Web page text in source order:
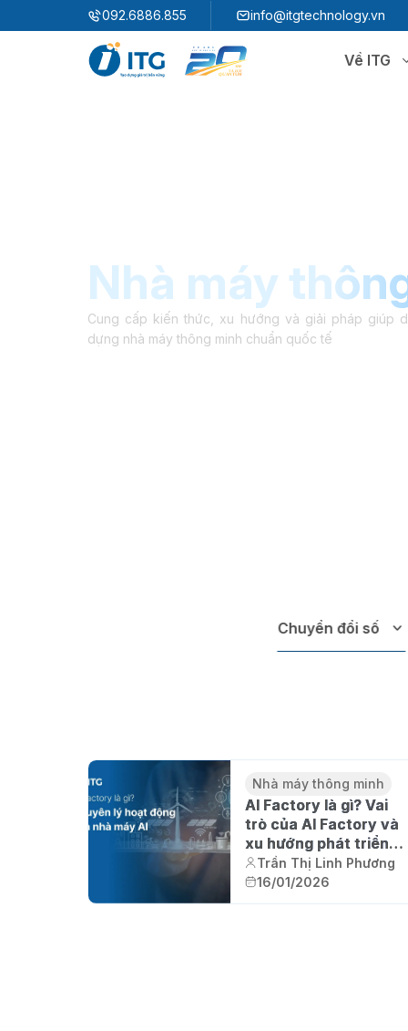
092.6886.855 info@itgtechnology.vn
Về ITG
3S SPS
3S QMS
3S MMS
3S EMS
3S F-INSIGHT
Nhà máy
Cung cấp kiến thức, xu hướng và giải pháp giúp
dựng nhà máy thông minh chuẩn quốc tế
Chuyển đổi số
Nhà máy thông minh
AI Factory là gì? Vai
trò của AI Factory và
xu hướng phát triển
của nhà máy AI tại
Việt Nam
Trần Thị Linh Phương
16/01/2026